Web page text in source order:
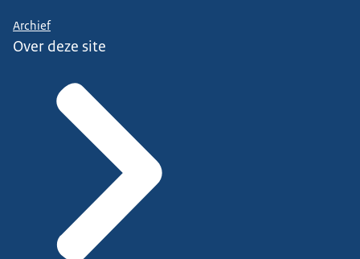
Archief
Over deze site